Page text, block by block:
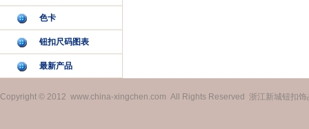
色卡
钮扣尺码图表
最新产品
Copyright © 2012 www.china-xingchen.com All Rights Reserved 浙江新城钮扣